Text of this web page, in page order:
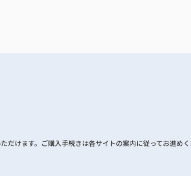
だけます。ご購入手続きは各サイトの案内に従ってお進め